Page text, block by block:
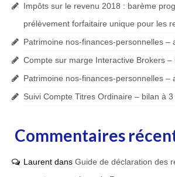
Impôts sur le revenu 2018 : barème
prélèvement forfaitaire unique pour les
Patrimoine nos-finances-personnelles –
Compte sur marge Interactive Brokers –
Patrimoine nos-finances-personnelles –
Suivi Compte Titres Ordinaire – bilan à
Commentaires
Laurent dans Guide de déclaration des